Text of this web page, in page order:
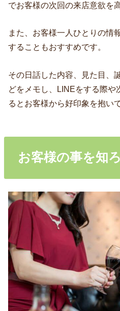
でお客様の次回の来店意欲を
また、お客様一人ひとりの情
することもおすすめです。
その日話した内容、見た目、
どをメモし、LINEをする際や
るとお客様から好印象を抱い
お客様の事を知